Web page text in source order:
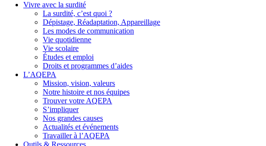
Vivre avec la surdité
La surdité, c’est quoi ?
Dépistage, Réadaptation, Appareillage
Les modes de communication
Vie quotidienne
Vie scolaire
Études et emploi
Droits et programmes d’aides
L’AQEPA
Mission, vision, valeurs
Notre histoire et nos équipes
Trouver votre AQEPA
S’impliquer
Nos grandes causes
Actualités et événements
Travailler à l’AQEPA